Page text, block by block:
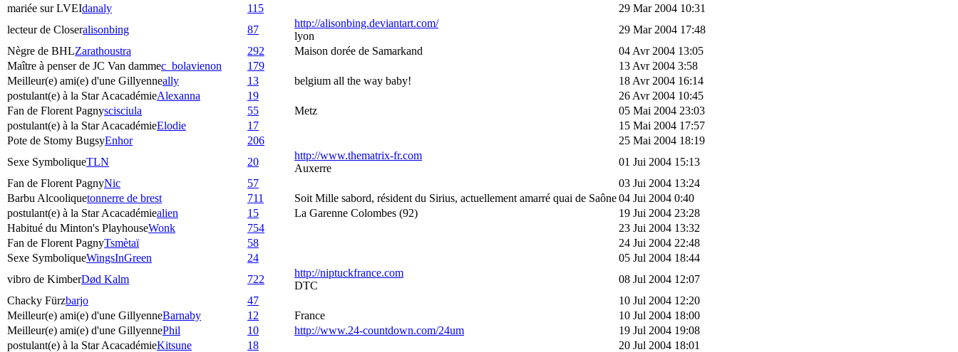
mariée sur LVEIdanaly 115
29 Mar 2004 10:31
lecteur de Closeralisonbing 87
http://alisonbing.deviantart.com/
lyon
29 Mar 2004 17:48
Nègre de BHLZarathoustra 292 Maison dorée de Samarkand
04 Avr 2004 13:05
Maître à penser de JC Van dammec_bolavienon 179
13 Avr 2004 3:58
Meilleur(e) ami(e) d'une Gillyenneally 13 belgium all the way baby!
18 Avr 2004 16:14
postulant(e) à la Star AcacadémieAlexanna 19
26 Avr 2004 10:45
Fan de Florent Pagnyscisciula 55 Metz
05 Mai 2004 23:03
postulant(e) à la Star AcacadémieElodie 17
15 Mai 2004 17:57
Pote de Stomy BugsyEnhor 206
25 Mai 2004 18:19
Sexe SymboliqueTLN 20
http://www.thematrix-fr.com
Auxerre
01 Jui 2004 15:13
Fan de Florent PagnyNic 57
03 Jui 2004 13:24
Barbu Alcooliquetonnerre de brest 711 Soit Mille sabord, résident du Sirius, actuellement amarré quai de Saône04 Jui 2004 0:40
postulant(e) à la Star Acacadémiealien 15 La Garenne Colombes (92)
19 Jui 2004 23:28
Habitué du Minton's PlayhouseWonk 754
23 Jui 2004 13:32
Fan de Florent PagnyTsmètaï 58
24 Jui 2004 22:48
Sexe SymboliqueWingsInGreen 24
05 Jul 2004 18:44
vibro de KimberDød Kalm 722
http://niptuckfrance.com
DTC
08 Jul 2004 12:07
Chacky Fürzbarjo 47
10 Jul 2004 12:20
Meilleur(e) ami(e) d'une GillyenneBarnaby 12 France
10 Jul 2004 18:00
Meilleur(e) ami(e) d'une GillyennePhil 10 http://www.24-countdown.com/24um
19 Jul 2004 19:08
postulant(e) à la Star AcacadémieKitsune 18
20 Jul 2004 18:01